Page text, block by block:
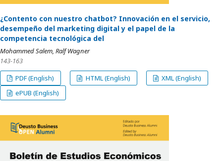
¿Contento con nuestro chatbot? Innovación en el servicio,
desempeño del marketing digital y el papel de la
competencia tecnológica del
Mohammed Salem, Ralf Wagner
143-163
PDF (English)
HTML (English)
XML (English)
ePUB (English)